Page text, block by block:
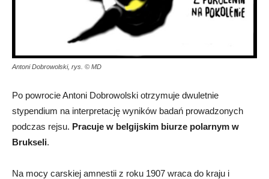
Antoni Dobrowolski, rys. © MD
Po powrocie Antoni Dobrowolski otrzymuje dwuletnie
stypendium na interpretację wyników badań prowadzonych
podczas rejsu. Pracuje w belgijskim biurze polarnym w
Brukseli.
Na mocy carskiej amnestii z roku 1907 wraca do kraju i